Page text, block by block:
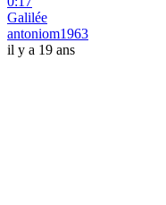
Galilée
antoniom1963
il y a 19 ans